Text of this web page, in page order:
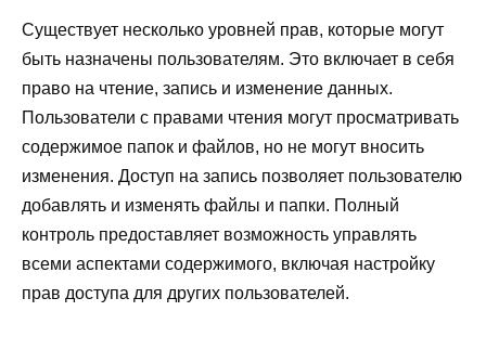
Существует несколько уровней прав, которые могут
быть назначены пользователям. Это включает в себя
право на чтение, запись и изменение данных.
Пользователи с правами чтения могут просматривать
содержимое папок и файлов, но не могут вносить
изменения. Доступ на запись позволяет пользователю
добавлять и изменять файлы и папки. Полный
контроль предоставляет возможность управлять
всеми аспектами содержимого, включая настройку
прав доступа для других пользователей.